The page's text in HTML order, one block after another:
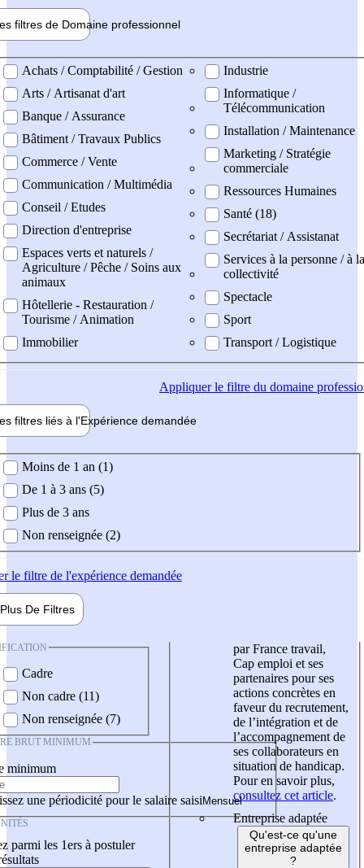
filtres de Domaine professionnel
professionel
Achats / Comptabilité / Gestion
Arts / Artisanat d'art
Banque / Assurance
Bâtiment / Travaux Publics
Commerce / Vente
Communication / Multimédia
Conseil / Etudes
Direction d'entreprise
Espaces verts et naturels /
Agriculture / Pêche / Soins aux
animaux
Hôtellerie - Restauration /
Tourisme / Animation
Immobilier
Industrie
Informatique /
Télécommunication
Installation / Maintenance
Marketing / Stratégie
commerciale
Ressources Humaines
Santé (18)
Secrétariat / Assistanat
Services à la personne / à la
collectivité
Spectacle
Sport
Transport / Logistique
Appliquerle filtre du domaine
filtres liés à l'Expérience demandée
demandée
Moins de 1 an (1)
De 1 à 3 ans (5)
Plus de 3 ans
Non renseignée (2)
le filtre de l'expérience demandée
Plus De Filtres
Cadre
Non cadre (11)
Non renseignée (7)
BRUT MINIMUM
minimum
une périodicité pour le salaire saisi
parmi les 1ers à postuler
par France travail,
Cap emploi et ses
partenaires pour ses
actions concrètes en
faveur du recrutement,
de l’intégration et de
l’accompagnement de
ses collaborateurs en
situation de handicap.
Pour en savoir plus,
consultez cet article.
Entreprise adaptée
Qu'est-ce qu'une
entreprise adaptée
?